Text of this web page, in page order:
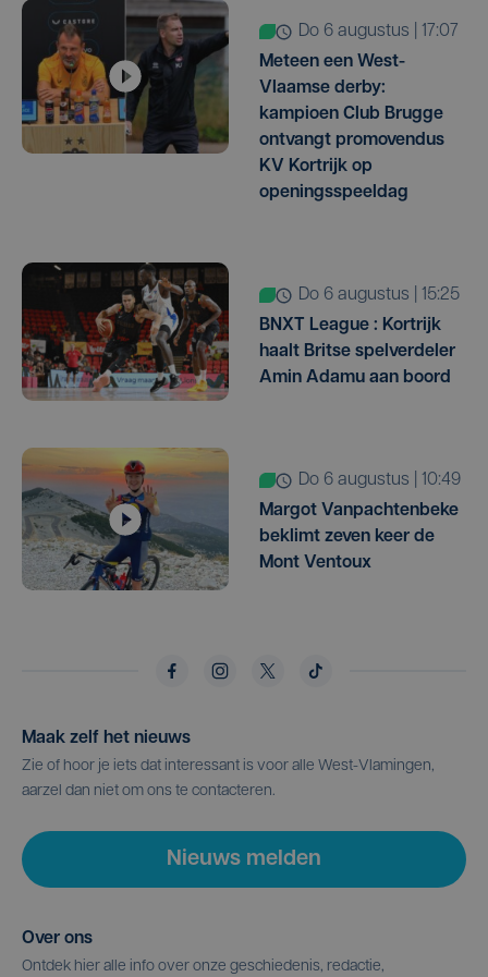
do 6 augustus | 17:07
Meteen een West-
Vlaamse derby:
kampioen Club Brugge
ontvangt promovendus
KV Kortrijk op
openingsspeeldag
do 6 augustus | 15:25
BNXT League : Kortrijk
haalt Britse spelverdeler
Amin Adamu aan boord
do 6 augustus | 10:49
Margot Vanpachtenbeke
beklimt zeven keer de
Mont Ventoux
Maak zelf het nieuws
Zie of hoor je iets dat interessant is voor alle West-Vlamingen,
aarzel dan niet om ons te contacteren.
Nieuws melden
Over ons
Ontdek hier alle info over onze geschiedenis, redactie,